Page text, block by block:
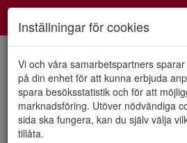
HEM CHARLOTTE
Inställningar för cookies
Vi och våra samarbetspartners
på din enhet för att kunna erbjuda
spara besöksstatistik och för att
marknadsföring. Utöver nödvändiga
sida ska fungera, kan du själv välja
tillåta.